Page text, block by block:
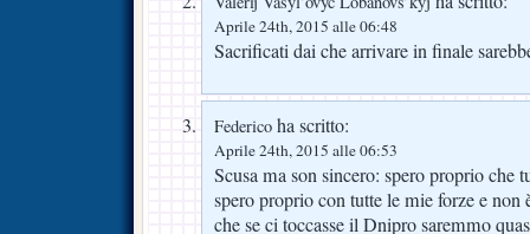
Aprile 24th, 2015 alle 06:48
Sacrificati dai che arrivare in finale
Federico ha scritto:
Aprile 24th, 2015 alle 06:53
Scusa ma son sincero: spero proprio che
spero proprio con tutte le mie forze e non
che se ci toccasse il Dnipro saremmo